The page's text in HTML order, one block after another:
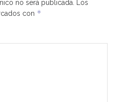
no será publicada.
Los
con *